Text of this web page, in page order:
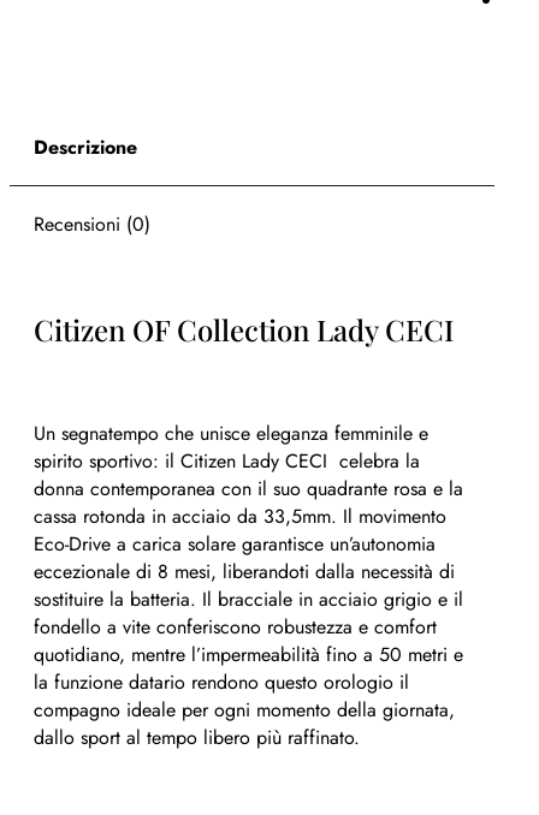
Descrizione
Recensioni (0)
Citizen OF Collection Lady CECI
Un segnatempo che unisce eleganza femminile e
spirito sportivo: il Citizen Lady CECI celebra la
donna contemporanea con il suo quadrante rosa e la
cassa rotonda in acciaio da 33,5mm. Il movimento
Eco-Drive a carica solare garantisce un’autonomia
eccezionale di 8 mesi, liberandoti dalla necessità di
sostituire la batteria. Il bracciale in acciaio grigio e il
fondello a vite conferiscono robustezza e comfort
quotidiano, mentre l’impermeabilità fino a 50 metri e
la funzione datario rendono questo orologio il
compagno ideale per ogni momento della giornata,
dallo sport al tempo libero più raffinato.